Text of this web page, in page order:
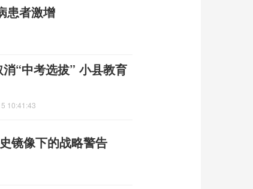
患者激增
“中考选拔” 小县教育
10:41:43
镜像下的战略警告